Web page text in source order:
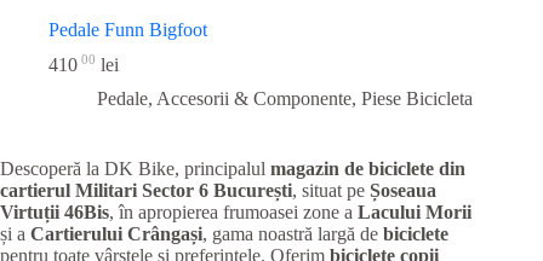
Pedale Funn Bigfoot
410 00 lei
Pedale, Accesorii & Componente, Piese Bicicleta
Descoperă la DK Bike, principalul magazin de biciclete din
cartierul Militari Sector 6 București, situat pe Șoseaua
Virtuții 46Bis, în apropierea frumoasei zone a Lacului Morii
și a Cartierului Crângași, gama noastră largă de biciclete
pentru toate vârstele și preferințele. Oferim biciclete copii